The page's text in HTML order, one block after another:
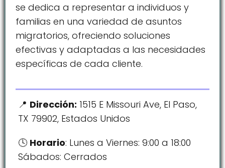
se dedica a representar a individuos y
familias en una variedad de asuntos
migratorios, ofreciendo soluciones
efectivas y adaptadas a las necesidades
específicas de cada cliente.
Dirección: 1515 E Missouri Ave, El Paso,
TX 79902, Estados Unidos
Horario: Lunes a Viernes: 9:00 a 18:00
Sábados: Cerrados